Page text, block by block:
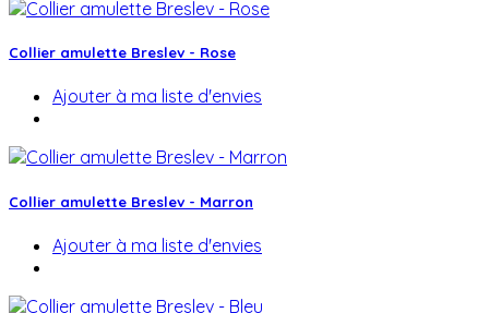
Collier amulette Breslev - Rose
Ajouter à ma liste d'envies
Collier amulette Breslev - Marron
Ajouter à ma liste d'envies